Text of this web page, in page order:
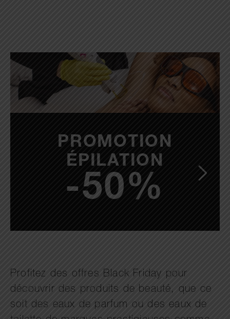
PROMOTION
ÉPILATION
-50%
Profitez des offres Black Friday pour
découvrir des produits de beauté, que ce
soit des eaux de parfum ou des eaux de